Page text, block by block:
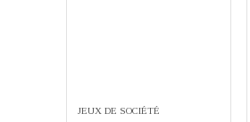
JEUX DE SOCIÉTÉ